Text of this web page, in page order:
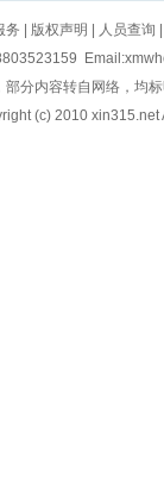
务 版权声明 人员查询
分内容转自网络，均
(c) 2010 xin315.net